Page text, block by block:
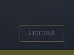
HISTORIA